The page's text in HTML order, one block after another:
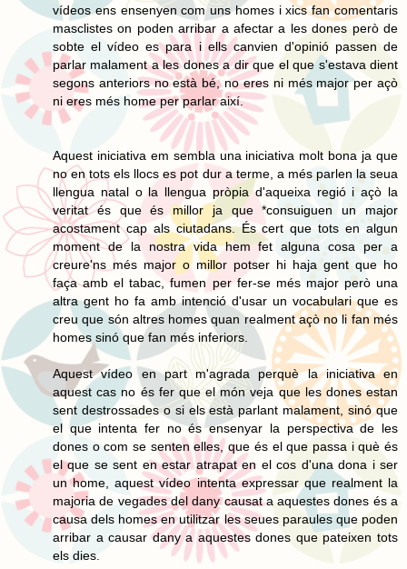
vídeos ens ensenyen com uns homes i xics fan comentaris
masclistes on poden arribar a afectar a les dones però de
sobte el vídeo es para i ells canvien d'opinió passen de
parlar malament a les dones a dir que el que s'estava dient
segons anteriors no està bé, no eres ni més major per açò
ni eres més home per parlar així.
Aquest iniciativa em sembla una iniciativa molt bona ja que
no en tots els llocs es pot dur a terme, a més parlen la seua
llengua natal o la llengua pròpia d'aqueixa regió i açò la
veritat és que és millor ja que *consuiguen un major
acostament cap als ciutadans. És cert que tots en algun
moment de la nostra vida hem fet alguna cosa per a
creure'ns més major o millor potser hi haja gent que ho
faça amb el tabac, fumen per fer-se més major però una
altra gent ho fa amb intenció d'usar un vocabulari que es
creu que són altres homes quan realment açò no li fan més
homes sinó que fan més inferiors.
Aquest vídeo en part m'agrada perquè la iniciativa en
aquest cas no és fer que el món veja que les dones estan
sent destrossades o si els està parlant malament, sinó que
el que intenta fer no és ensenyar la perspectiva de les
dones o com se senten elles, que és el que passa i què és
el que se sent en estar atrapat en el cos d'una dona i ser
un home, aquest vídeo intenta expressar que realment la
majoria de vegades del dany causat a aquestes dones és a
causa dels homes en utilitzar les seues paraules que poden
arribar a causar dany a aquestes dones que pateixen tots
els dies.